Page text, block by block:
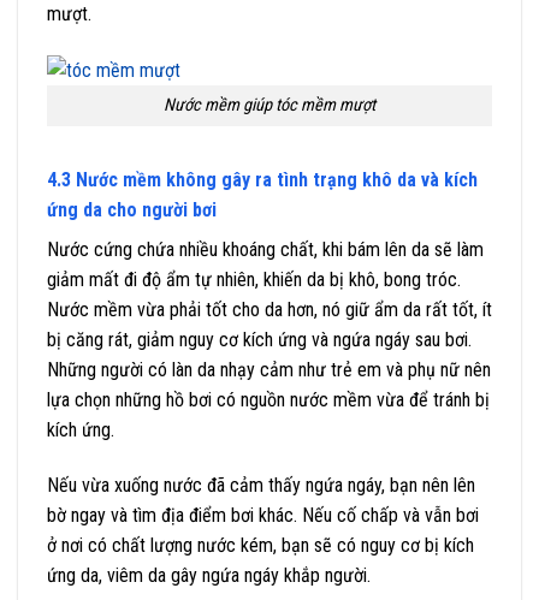
mượt.
Nước mềm giúp tóc mềm mượt
4.3 Nước mềm không gây ra tình trạng khô da và kích
ứng da cho người bơi
Nước cứng chứa nhiều khoáng chất, khi bám lên da sẽ làm
giảm mất đi độ ẩm tự nhiên, khiến da bị khô, bong tróc.
Nước mềm vừa phải tốt cho da hơn, nó giữ ẩm da rất tốt, ít
bị căng rát, giảm nguy cơ kích ứng và ngứa ngáy sau bơi.
Những người có làn da nhạy cảm như trẻ em và phụ nữ nên
lựa chọn những hồ bơi có nguồn nước mềm vừa để tránh bị
kích ứng.
Nếu vừa xuống nước đã cảm thấy ngứa ngáy, bạn nên lên
bờ ngay và tìm địa điểm bơi khác. Nếu cố chấp và vẫn bơi
ở nơi có chất lượng nước kém, bạn sẽ có nguy cơ bị kích
ứng da, viêm da gây ngứa ngáy khắp người.